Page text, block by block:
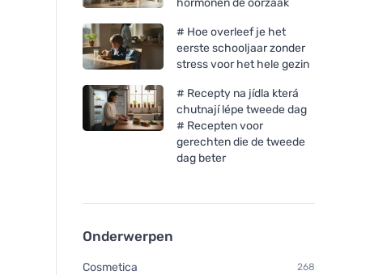
# Hoe overleef je het
eerste schooljaar zonder
stress voor het hele gezin
# Recepty na jídla která
chutnají lépe tweede dag
# Recepten voor
gerechten die de tweede
dag beter
Onderwerpen
Cosmetica 268